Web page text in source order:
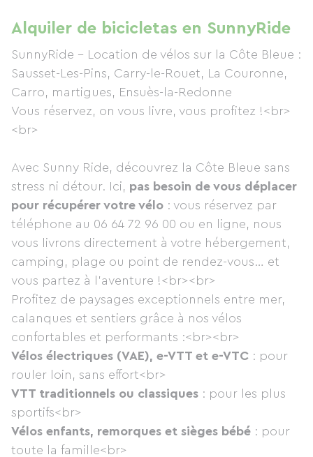
Alquiler de bicicletas en SunnyRide
SunnyRide - Location de vélos sur la Côte Bleue :
Sausset-Les-Pins, Carry-le-Rouet, La Couronne,
Carro, martigues, Ensuès-la-Redonne
Vous réservez, on vous livre, vous profitez !<br>
<br>
Avec Sunny Ride, découvrez la Côte Bleue sans
stress ni détour. Ici, pas besoin de vous déplacer
pour récupérer votre vélo : vous réservez par
téléphone au 06 64 72 96 00 ou en ligne, nous
vous livrons directement à votre hébergement,
camping, plage ou point de rendez-vous… et
vous partez à l’aventure !<br><br>
Profitez de paysages exceptionnels entre mer,
calanques et sentiers grâce à nos vélos
confortables et performants :<br><br>
Vélos électriques (VAE), e-VTT et e-VTC : pour
rouler loin, sans effort<br>
VTT traditionnels ou classiques : pour les plus
sportifs<br>
Vélos enfants, remorques et sièges bébé : pour
toute la famille<br>